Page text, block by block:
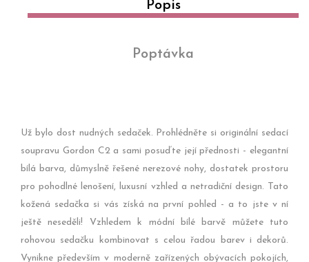
Popis
Poptávka
Už bylo dost nudných sedaček. Prohlédněte si originální sedací
soupravu Gordon C2 a sami posuďte její přednosti - elegantní
bílá barva, důmyslně řešené nerezové nohy, dostatek prostoru
pro pohodlné lenošení, luxusní vzhled a netradiční design. Tato
kožená sedačka si vás získá na první pohled - a to jste v ní
ještě neseděli! Vzhledem k módní bílé barvě můžete tuto
rohovou sedačku kombinovat s celou řadou barev i dekorů.
Vynikne především v moderně zařízených obývacích pokojích,